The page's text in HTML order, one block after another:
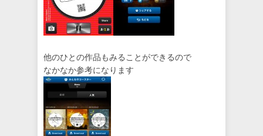
他のひとの作品もみることができるので
なかなか参考になります